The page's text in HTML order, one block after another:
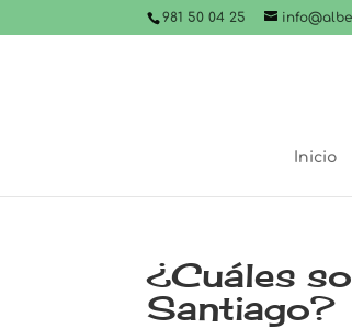
981 50 04 25
Inicio
¿Cuáles
Santiago?